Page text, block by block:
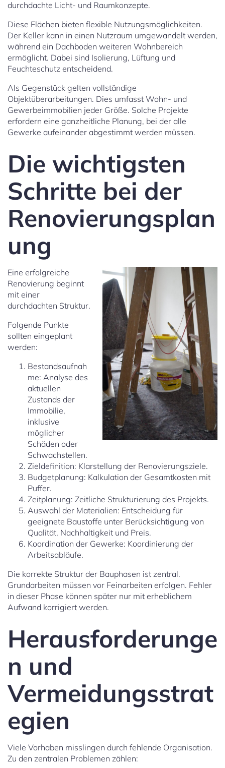
durchdachte Licht- und Raumkonzepte.
Diese Flächen bieten flexible Nutzungsmöglichkeiten.
Der Keller kann in einen Nutzraum umgewandelt werden,
während ein Dachboden weiteren Wohnbereich
ermöglicht. Dabei sind Isolierung, Lüftung und
Feuchteschutz entscheidend.
Als Gegenstück gelten vollständige
Objektüberarbeitungen. Dies umfasst Wohn- und
Gewerbeimmobilien jeder Größe. Solche Projekte
erfordern eine ganzheitliche Planung, bei der alle
Gewerke aufeinander abgestimmt werden müssen.
Die wichtigsten
Schritte bei der
Renovierungsplan
ung
Eine erfolgreiche
Renovierung beginnt
mit einer
durchdachten Struktur.
Folgende Punkte
sollten eingeplant
werden:
Bestandsaufnah
me: Analyse des
aktuellen
Zustands der
Immobilie,
inklusive
möglicher
Schäden oder
Schwachstellen.
Zieldefinition: Klarstellung der Renovierungsziele.
Budgetplanung: Kalkulation der Gesamtkosten mit
Puffer.
Zeitplanung: Zeitliche Strukturierung des Projekts.
Auswahl der Materialien: Entscheidung für
geeignete Baustoffe unter Berücksichtigung von
Qualität, Nachhaltigkeit und Preis.
Koordination der Gewerke: Koordinierung der
Arbeitsabläufe.
Die korrekte Struktur der Bauphasen ist zentral.
Grundarbeiten müssen vor Feinarbeiten erfolgen. Fehler
in dieser Phase können später nur mit erheblichem
Aufwand korrigiert werden.
Herausforderunge
n und
Vermeidungsstrat
egien
Viele Vorhaben misslingen durch fehlende Organisation.
Zu den zentralen Problemen zählen: